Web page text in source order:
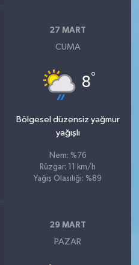
27 MART
CUMA
8°
Bölgesel düzensiz yağmur
yağışlı
Nem: %76
Rüzgar: 11 km/h
Yağış Olasılığı: %89
29 MART
PAZAR